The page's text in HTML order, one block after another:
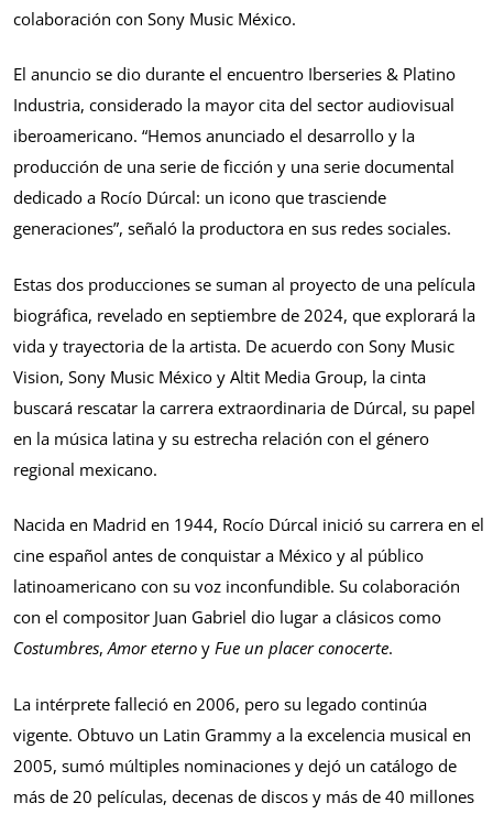
colaboración con Sony Music México.
El anuncio se dio durante el encuentro Iberseries & Platino
Industria, considerado la mayor cita del sector audiovisual
iberoamericano. “Hemos anunciado el desarrollo y la
producción de una serie de ficción y una serie documental
dedicado a Rocío Dúrcal: un icono que trasciende
generaciones”, señaló la productora en sus redes sociales.
Estas dos producciones se suman al proyecto de una película
biográfica, revelado en septiembre de 2024, que explorará la
vida y trayectoria de la artista. De acuerdo con Sony Music
Vision, Sony Music México y Altit Media Group, la cinta
buscará rescatar la carrera extraordinaria de Dúrcal, su papel
en la música latina y su estrecha relación con el género
regional mexicano.
Nacida en Madrid en 1944, Rocío Dúrcal inició su carrera en el
cine español antes de conquistar a México y al público
latinoamericano con su voz inconfundible. Su colaboración
con el compositor Juan Gabriel dio lugar a clásicos como
Costumbres,Amor eterno y Fue un placer conocerte.
La intérprete falleció en 2006, pero su legado continúa
vigente. Obtuvo un Latin Grammy a la excelencia musical en
2005, sumó múltiples nominaciones y dejó un catálogo de
más de 20 películas, decenas de discos y más de 40 millones